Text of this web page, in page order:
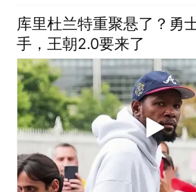
库里杜兰特重聚悬了？勇
手，王朝2.0要来了